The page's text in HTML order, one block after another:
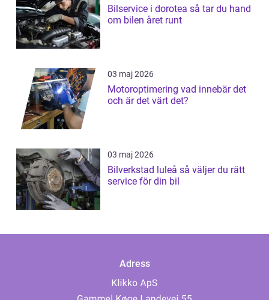
Bilservice i dorotea så tar du hand
om bilen året runt
03 maj 2026
Motoroptimering vad innebär det
och är det värt det?
03 maj 2026
Bilverkstad luleå så väljer du rätt
service för din bil
Adress